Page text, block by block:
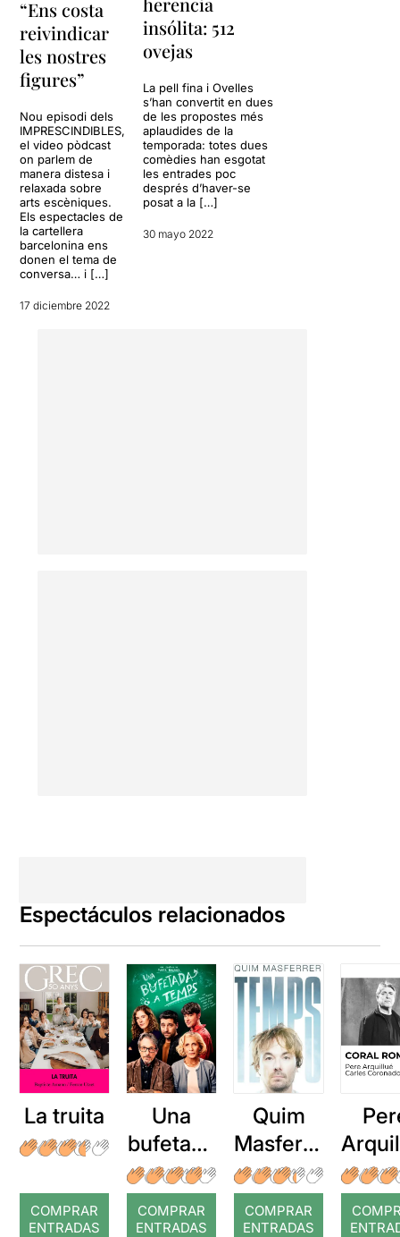
“Ens costa
reivindicar
les nostres
figures”
Nou episodi dels
IMPRESCINDIBLES,
el video pòdcast
on parlem de
manera distesa i
relaxada sobre
arts escèniques.
Els espectacles de
la cartellera
barcelonina ens
donen el tema de
conversa… i […]
17 diciembre 2022
insólita: 512
ovejas
La pell fina i Ovelles
s’han convertit en dues
de les propostes més
aplaudides de la
temporada: totes dues
comèdies han esgotat
les entrades poc
després d’haver-se
posat a la […]
30 mayo 2022
Espectáculos relacionados
La truita
COMPRAR
ENTRADAS
Una
bufetada
a temps
COMPRAR
ENTRADAS
Quim
Masferre
r: Temps
COMPRAR
ENTRADAS
: